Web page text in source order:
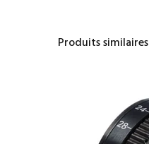
Produits similaires